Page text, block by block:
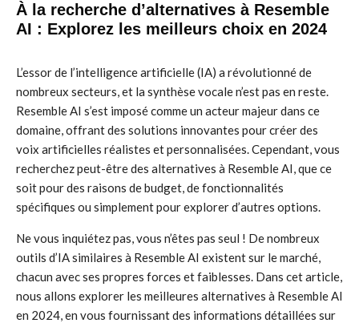
À la recherche d’alternatives à Resemble
AI : Explorez les meilleurs choix en 2024
L’essor de l’intelligence artificielle (IA) a révolutionné de
nombreux secteurs, et la synthèse vocale n’est pas en reste.
Resemble AI s’est imposé comme un acteur majeur dans ce
domaine, offrant des solutions innovantes pour créer des
voix artificielles réalistes et personnalisées. Cependant, vous
recherchez peut-être des alternatives à Resemble AI, que ce
soit pour des raisons de budget, de fonctionnalités
spécifiques ou simplement pour explorer d’autres options.
Ne vous inquiétez pas, vous n’êtes pas seul ! De nombreux
outils d’IA similaires à Resemble AI existent sur le marché,
chacun avec ses propres forces et faiblesses. Dans cet article,
nous allons explorer les meilleures alternatives à Resemble AI
en 2024, en vous fournissant des informations détaillées sur